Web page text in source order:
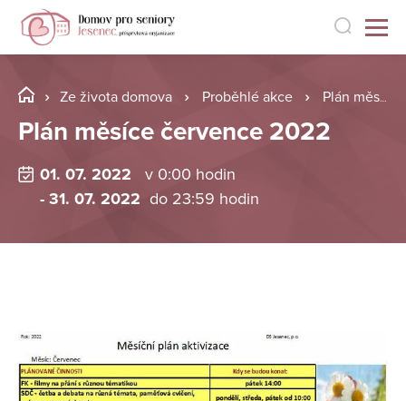
Ze života domova Proběhlé akce Plán měsíce července 2022
Plán měsíce července 2022
01. 07. 2022
v 0:00 hodin
- 31. 07. 2022 do 23:59 hodin